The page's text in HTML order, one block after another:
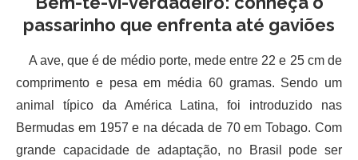
passarinho que enfrenta até gaviões
A ave, que é de médio porte, mede entre 22 e 25 cm de
comprimento e pesa em média 60 gramas. Sendo um
animal típico da América Latina, foi introduzido nas
Bermudas em 1957 e na década de 70 em Tobago. Com
grande capacidade de adaptação, no Brasil pode ser